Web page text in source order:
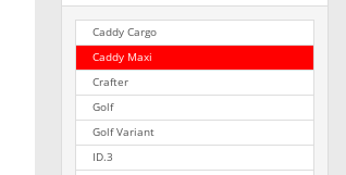
Caddy Cargo
Caddy Maxi
Crafter
Golf
Golf Variant
ID.3